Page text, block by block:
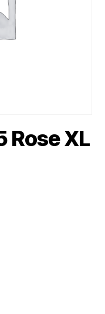
Rose XL